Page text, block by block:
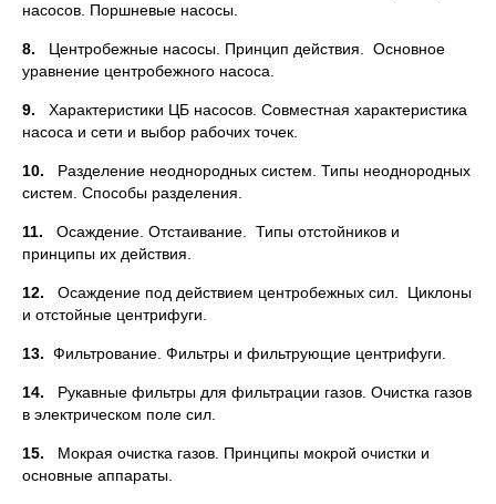
насосов. Поршневые насосы.
8.
Центробежные насосы. Принцип действия. Основное
уравнение центробежного насоса.
9.
Характеристики ЦБ насосов. Совместная характеристика
насоса и сети и выбор рабочих точек.
10.
Разделение неоднородных систем. Типы неоднородных
систем. Способы разделения.
11.
Осаждение. Отстаивание. Типы отстойников и
принципы их действия.
12.
Осаждение под действием центробежных сил. Циклоны
и отстойные центрифуги.
13. Фильтрование. Фильтры и фильтрующие центрифуги.
14.
Рукавные фильтры для фильтрации газов. Очистка газов
в электрическом поле сил.
15.
Мокрая очистка газов. Принципы мокрой очистки и
основные аппараты.